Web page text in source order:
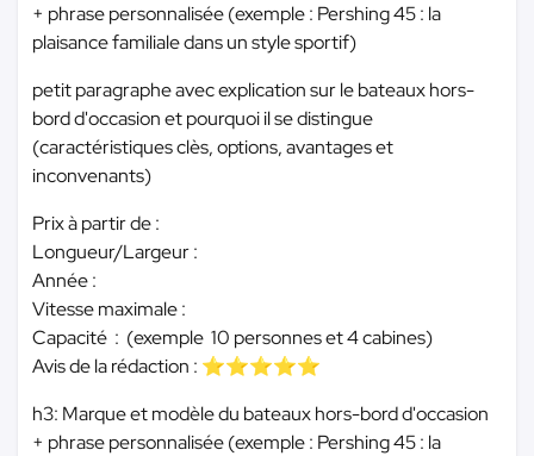
+ phrase personnalisée (exemple : Pershing 45 : la
plaisance familiale dans un style sportif)
petit paragraphe avec explication sur le bateaux hors-
bord d'occasion et pourquoi il se distingue
(caractéristiques clès, options, avantages et
inconvenants)
Prix à partir de :
Longueur/Largeur :
Année :
Vitesse maximale :
Capacité : (exemple 10 personnes et 4 cabines)
Avis de la rédaction : ⭐⭐⭐⭐⭐
h3: Marque et modèle du bateaux hors-bord d'occasion
+ phrase personnalisée (exemple : Pershing 45 : la